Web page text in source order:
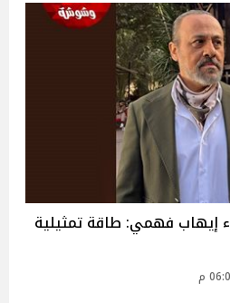
إيهاب فهمي: طاقة تمثيلية